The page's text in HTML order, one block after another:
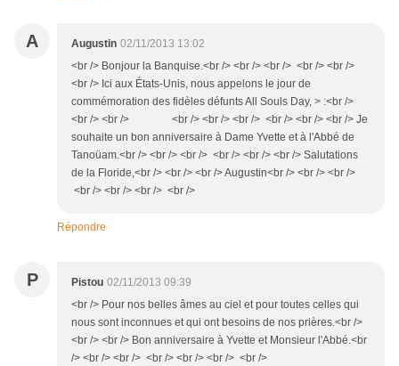
A Augustin 02/11/2013 13:02
<br /> Bonjour la Banquise.<br /> <br /> <br /> <br /> <br />
<br /> Ici aux États-Unis, nous appelons le jour de
commémoration des fidèles défunts All Souls Day, > :<br />
<br /> <br /> <br /> <br /> <br /> <br /> <br /> <br /> Je
souhaite un bon anniversaire à Dame Yvette et à l'Abbé de
Tanoüam.<br /> <br /> <br /> <br /> <br /> <br /> Salutations
de la Floride,<br /> <br /> <br /> Augustin<br /> <br /> <br />
<br /> <br /> <br /> <br />
Répondre
P Pistou 02/11/2013 09:39
<br /> Pour nos belles âmes au ciel et pour toutes celles qui
nous sont inconnues et qui ont besoins de nos prières.<br />
<br /> <br /> Bon anniversaire à Yvette et Monsieur l'Abbé.<br
/> <br /> <br /> <br /> <br /> <br /> <br />